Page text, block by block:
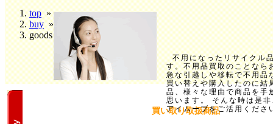
top»
buy»
goods
不用になったリサイクル
す。不用品買取のことなら
急な引越しや移転で不用品
買い替えや購入したのに結
品、様々な理由で商品を手
思います。 そんな時は是
アイムーブをご活用くださ
買い取り取扱商品